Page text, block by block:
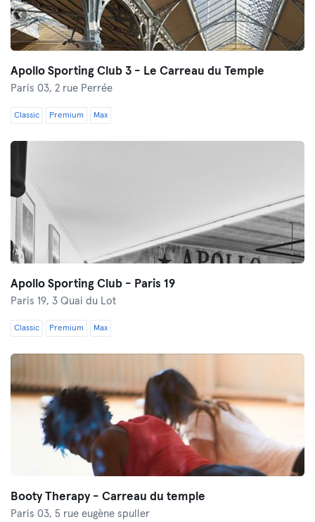
Apollo Sporting Club 3 - Le Carreau du Temple
Paris 03, 2 rue Perrée
Classic Premium Max
Apollo Sporting Club - Paris 19
Paris 19, 3 Quai du Lot
Classic Premium Max
Booty Therapy - Carreau du temple
Paris 03, 5 rue eugène spuller